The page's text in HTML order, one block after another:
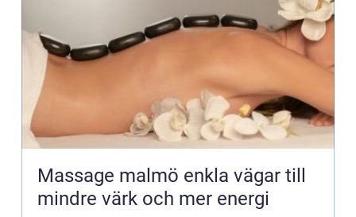
Massage malmö enkla vägar till
mindre värk och mer energi